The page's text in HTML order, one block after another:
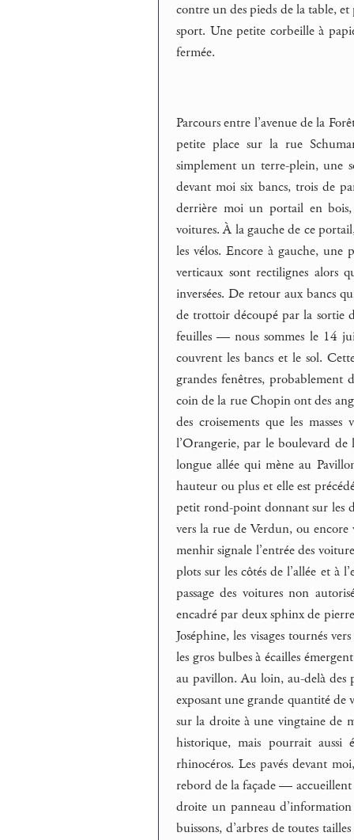
contre un des pieds de la table,
sport. Une petite corbeille à
fermée.
Parcours entre l’avenue de la
petite place sur la rue
simplement un terre-plein, une
devant moi six bancs, trois de
derrière moi un portail en bois,
voitures. À la gauche de ce
les vélos. Encore à gauche,
verticaux sont rectilignes alors
inversées. De retour aux bancs
de trottoir découpé par la sortie
feuilles — nous sommes le 14
couvrent les bancs et le sol.
grandes fenêtres, probablement
coin de la rue Chopin ont des
des croisements que les
l’Orangerie, par le boulevard
longue allée qui mène au
hauteur ou plus et elle est
petit rond-point donnant sur les
vers la rue de Verdun, ou
menhir signale l’entrée des
plots sur les côtés de l’allée et à
passage des voitures non
encadré par deux sphinx de
Joséphine, les visages tournés
les gros bulbes à écailles
au pavillon. Au loin, au-delà des
exposant une grande quantité de
sur la droite à une vingtaine de
historique, mais pourrait aussi
rhinocéros. Les pavés devant
rebord de la façade — accueillent
droite un panneau d’information
buissons, d’arbres de toutes